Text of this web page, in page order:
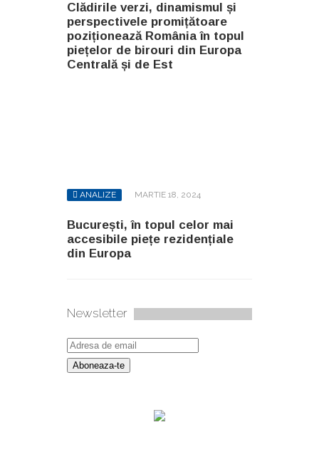
Clădirile verzi, dinamismul și
perspectivele promițătoare
poziționează România în topul
piețelor de birouri din Europa
Centrală și de Est
ANALIZE MARTIE 18, 2024
București, în topul celor mai
accesibile piețe rezidențiale
din Europa
Newsletter